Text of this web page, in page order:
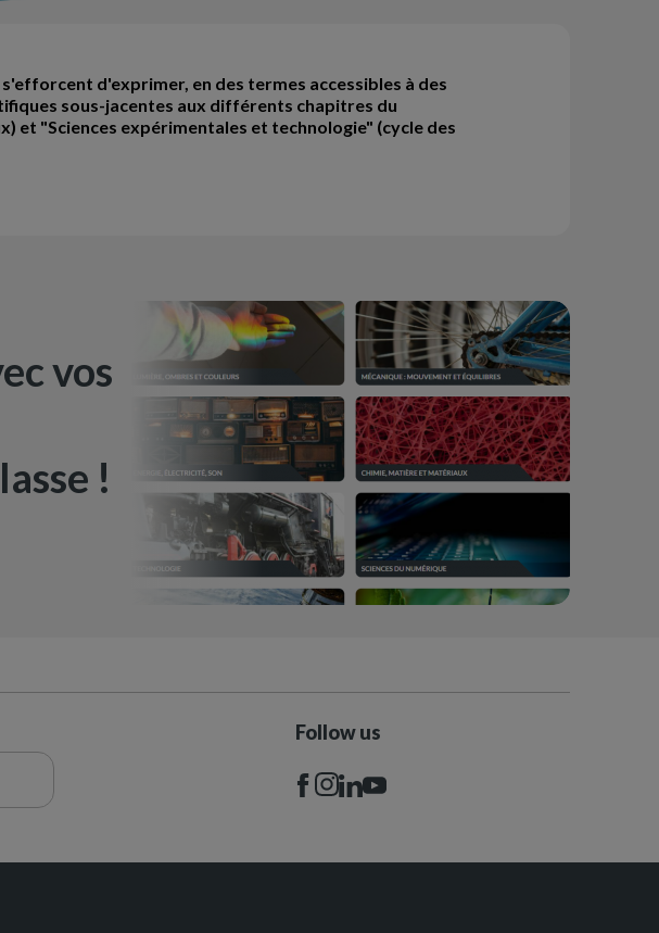
d'exprimer, en des termes accessibles à des
sous-jacentes aux différents chapitres du
et "Sciences expérimentales et technologie" (cycle des
vos
!
Follow us